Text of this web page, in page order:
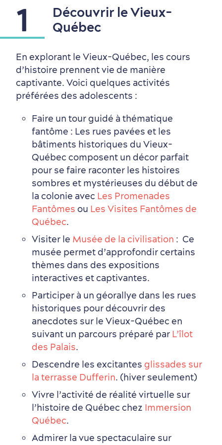
Quartiers centraux
Quoi faire en août
Produits locaux
Vieux-Québec
Itinéraires
1
Découvrir le Vieux-
Québec
En explorant le Vieux-Québec, les cours
d’histoire prennent vie de manière
captivante. Voici quelques activités
préférées des adolescents :
Faire un tour guidé à thématique
fantôme : Les rues pavées et les
bâtiments historiques du Vieux-
Québec composent un décor parfait
pour se faire raconter les histoires
sombres et mystérieuses du début de
la colonie avec Les Promenades
Fantômes ou Les Visites Fantômes de
Québec.
Visiter le Musée de la civilisation : Ce
musée permet d’approfondir certains
thèmes dans des expositions
interactives et captivantes.
Participer à un géorallye dans les rues
historiques pour découvrir des
anecdotes sur le Vieux-Québec en
suivant un parcours préparé par L’îlot
des Palais.
Descendre les excitantes glissades sur
la terrasse Dufferin. (hiver seulement)
Vivre l’activité de réalité virtuelle sur
l’histoire de Québec chez Immersion
Québec.
Admirer la vue spectaculaire sur